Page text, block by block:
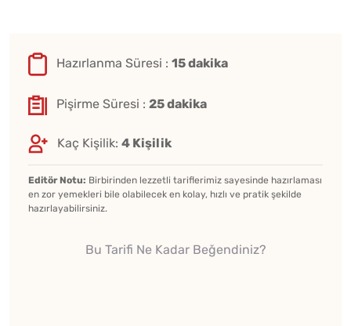
Hazırlanma Süresi : 15 dakika
Pişirme Süresi : 25 dakika
Kaç Kişilik: 4 Kişilik
Editör Notu: Birbirinden lezzetli tariflerimiz sayesinde hazırlaması
en zor yemekleri bile olabilecek en kolay, hızlı ve pratik şekilde
hazırlayabilirsiniz.
Bu Tarifi Ne Kadar Beğendiniz?